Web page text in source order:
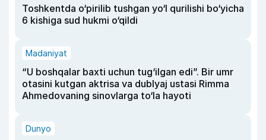
Toshkentda o‘pirilib tushgan yo‘l qurilishi bo‘yicha
6 kishiga sud hukmi o‘qildi
Madaniyat
“U boshqalar baxti uchun tug‘ilgan edi”. Bir umr
otasini kutgan aktrisa va dublyaj ustasi Rimma
Ahmedovaning sinovlarga to‘la hayoti
Dunyo